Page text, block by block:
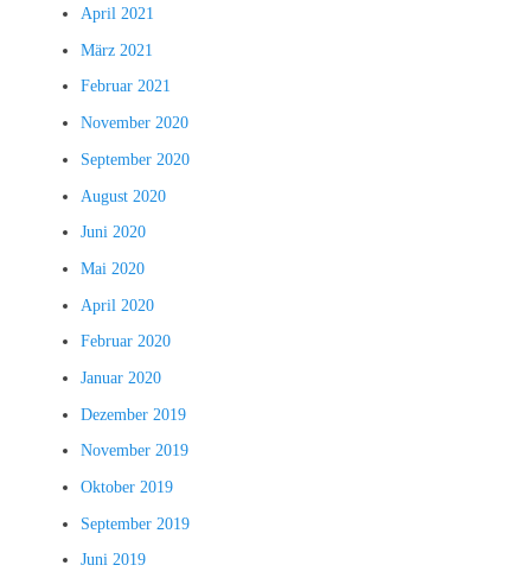
April 2021
März 2021
Februar 2021
November 2020
September 2020
August 2020
Juni 2020
Mai 2020
April 2020
Februar 2020
Januar 2020
Dezember 2019
November 2019
Oktober 2019
September 2019
Juni 2019